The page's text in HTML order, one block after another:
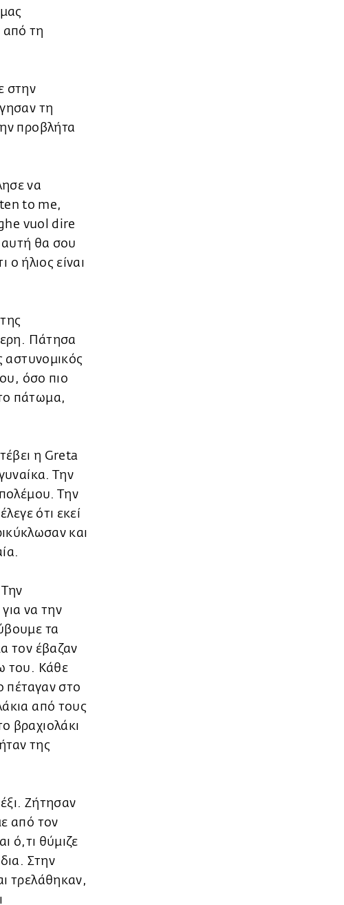
τη
στην
τη
προβλήτα
να
to me,
vuol dire
θα σου
ο ήλιος είναι
Πάτησα
αστυνομικός
όσο πιο
πάτωμα,
η Greta
Την
Την
ότι εκεί
και
να την
τα
τον έβαζαν
του. Κάθε
πέταγαν στο
από τους
βραχιολάκι
της
Ζήτησαν
από τον
ό,τι θύμιζε
Στην
τρελάθηκαν,